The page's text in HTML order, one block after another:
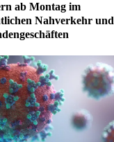
ab Montag im
Nahverkehr und